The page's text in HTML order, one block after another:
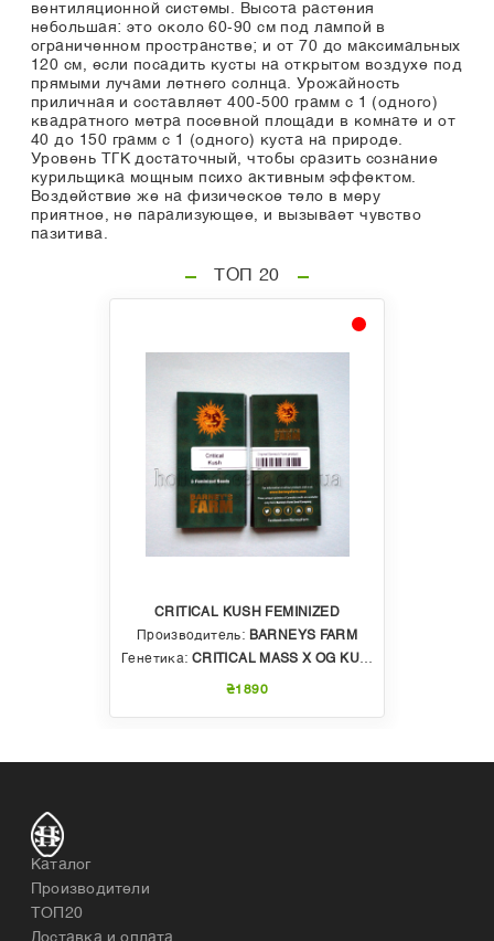
вентиляционной системы. Высота растения
небольшая: это около 60-90 см под лампой в
ограниченном пространстве; и от 70 до максимальных
120 см, если посадить кусты на открытом воздухе под
прямыми лучами летнего солнца. Урожайность
приличная и составляет 400-500 грамм с 1 (одного)
квадратного метра посевной площади в комнате и от
40 до 150 грамм с 1 (одного) куста на природе.
Уровень ТГК достаточный, чтобы сразить сознание
курильщика мощным психо активным эффектом.
Воздействие же на физическое тело в меру
приятное, не парализующее, и вызывает чувство
пазитива.
ТОП 20
CRITICAL KUSH FEMINIZED
Производитель: BARNEYS FARM
Генетика: CRITICAL MASS X OG KUSH
₴1890
Каталог
Производители
ТОП20
Доставка и оплата